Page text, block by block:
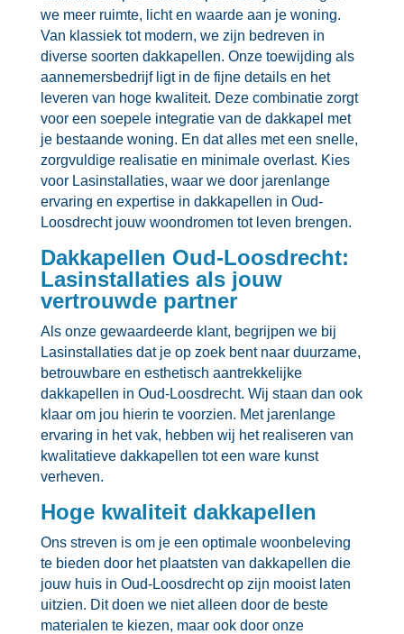
we meer ruimte, licht en waarde aan je woning.​
Van klassiek tot modern, we zijn bedreven in
diverse soorten dakkapellen.​ Onze toewijding als
aannemersbedrijf ligt in de fijne details en het
leveren van hoge kwaliteit.​ Deze combinatie zorgt
voor een soepele integratie van de dakkapel met
je bestaande woning.​ En dat alles met een snelle,
zorgvuldige realisatie en minimale overlast.​ Kies
voor Lasinstallaties, waar we door jarenlange
ervaring en expertise in dakkapellen in Oud-
Loosdrecht jouw woondromen tot leven brengen.​
Dakkapellen Oud-Loosdrecht:
Lasinstallaties als jouw
vertrouwde partner
Als onze gewaardeerde klant, begrijpen we bij
Lasinstallaties dat je op zoek bent naar duurzame,
betrouwbare en esthetisch aantrekkelijke
dakkapellen in Oud-Loosdrecht.​ Wij staan dan ook
klaar om jou hierin te voorzien.​ Met jarenlange
ervaring in het vak, hebben wij het realiseren van
kwalitatieve dakkapellen tot een ware kunst
verheven.​
Hoge kwaliteit dakkapellen
Ons streven is om je een optimale woonbeleving
te bieden door het plaatsten van dakkapellen die
jouw huis in Oud-Loosdrecht op zijn mooist laten
uitzien.​ Dit doen we niet alleen door de beste
materialen te kiezen, maar ook door onze